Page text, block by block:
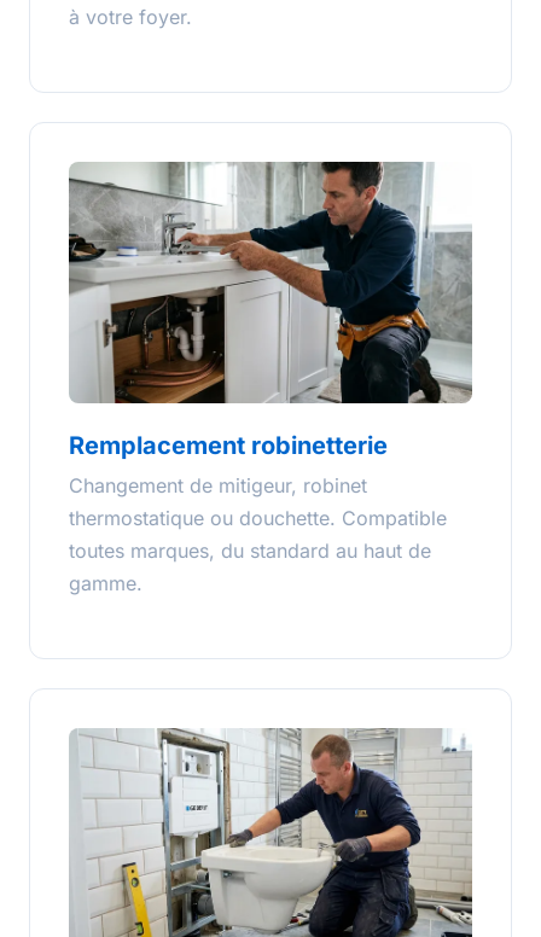
à votre foyer.
Remplacement robinetterie
Changement de mitigeur, robinet
thermostatique ou douchette. Compatible
toutes marques, du standard au haut de
gamme.